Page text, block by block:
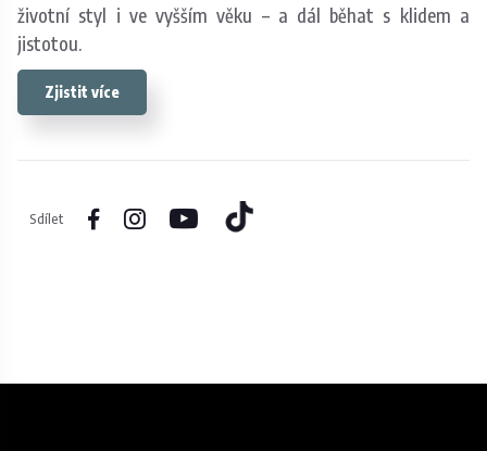
životní styl i ve vyšším věku – a dál běhat s klidem a
jistotou.
Zjistit více
Sdílet